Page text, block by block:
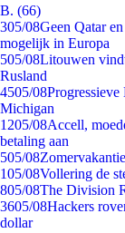
B. (66)
305/08Geen Qatar
mogelijk in Europa
505/08Litouwen
Rusland
4505/08
Michigan
1205/08Accell,
betaling aan
505/08
105/08Vollering de
805/08The Division
3605/08Hackers
dollar